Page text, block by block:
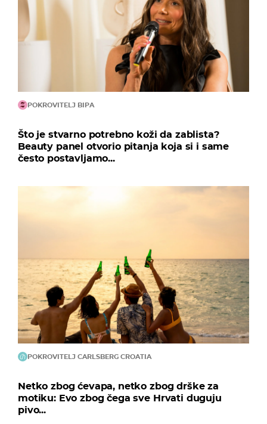
POKROVITELJ BIPA
Što je stvarno potrebno koži da zablista?
Beauty panel otvorio pitanja koja si i same
često postavljamo...
POKROVITELJ CARLSBERG CROATIA
Netko zbog ćevapa, netko zbog drške za
motiku: Evo zbog čega sve Hrvati duguju
pivo...